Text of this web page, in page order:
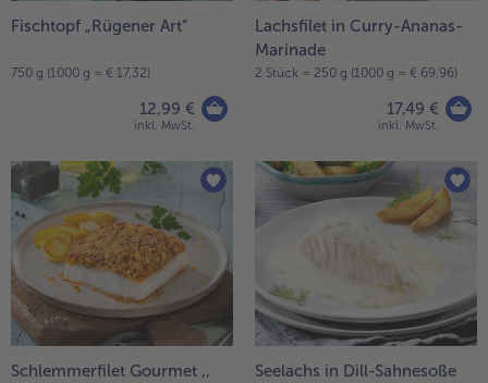
- 5 € beim Kauf von 7 Schlemmermenüs nach Wahl
Fischtopf „Rügener Art”
750 g (1000 g = € 17,32)
12,99 €
inkl. MwSt.
Lachsfilet in Curry-Ananas-
Marinade
2 Stück = 250 g (1000 g = € 69,96)
17,49 €
inkl. MwSt.
Schlemmerfilet Gourmet ,,
Seelachs in Dill-Sahnesoße